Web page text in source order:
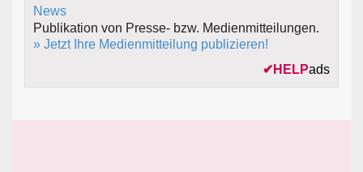
Publikation von Presse- bzw. Medienmitteilungen.
» Jetzt Ihre Medienmitteilung publizieren!
✔ HELPads